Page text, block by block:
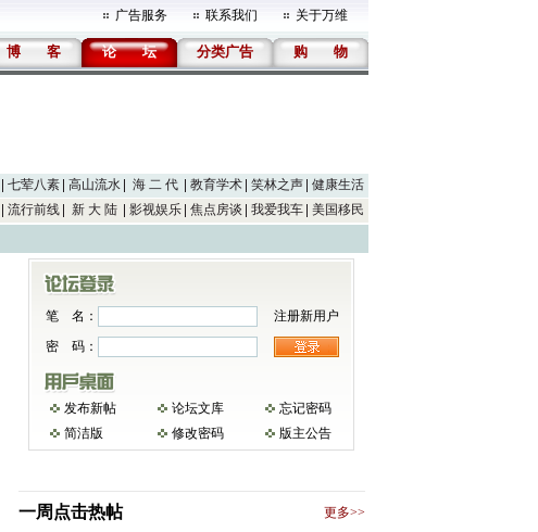
广告服务 联系我们 关于万维
博 客 论 坛 分类广告 购 物
七荤八素 高山流水 海 二 代 教育学术 笑林之声
健康生活
流行前线 新 大 陆 影视娱乐 焦点房谈 我爱我车 美国移民
笔 名：
注册新用户
密 码：
发布新帖 论坛文库
忘记密码
简洁版
修改密码 版主公告
一周点击热帖 更多>>